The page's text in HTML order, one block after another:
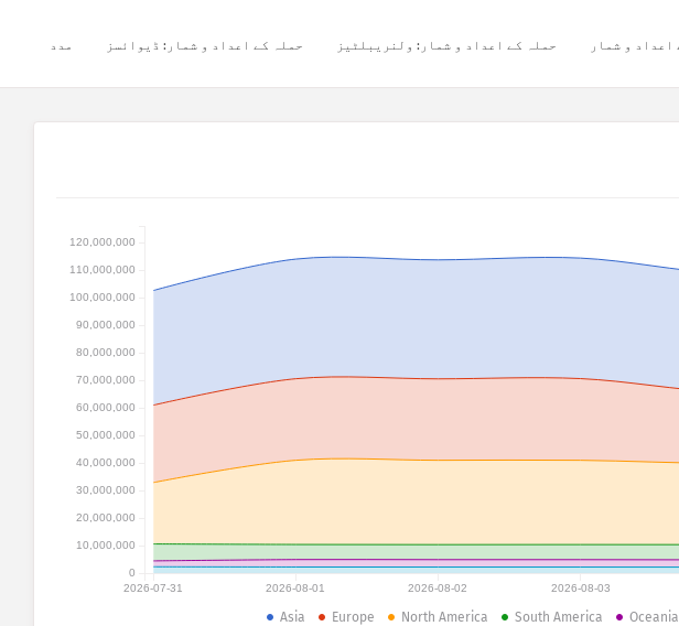
حملہ کے اعداد و شمار: ولنریبلٹیز حملہ کے اعداد و شمار: ڈیوائسز مدد
2026-07-31 2026-08-01 2026-08-02 2026-08-03
0
10,000,000
20,000,000
30,000,000
40,000,000
50,000,000
60,000,000
70,000,000
80,000,000
90,000,000
100,000,000
110,000,000
120,000,000
Asia Europe North America South America Oceania